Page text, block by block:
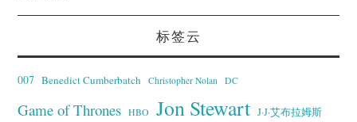
标签云
007 Benedict Cumberbatch Christopher Nolan DC
Game of Thrones HBO Jon Stewart J·J·艾布拉姆斯